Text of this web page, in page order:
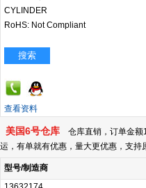
CYLINDER
RoHS: Not Compliant
搜索
查看资料
美国6号仓库 仓库直销，订单金额
运，有单就有优惠，量大更优惠，支持
型号/制造商